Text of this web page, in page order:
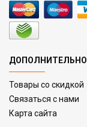
ДОПОЛНИТЕЛЬНО
Товары со скидкой
Связаться с нами
Карта сайта